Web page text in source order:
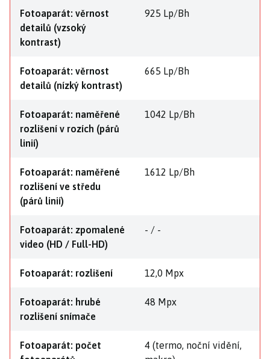
Fotoaparát: věrnost
detailů (vzsoký
kontrast)
925 Lp/Bh
Fotoaparát: věrnost
detailů (nízký kontrast)
665 Lp/Bh
Fotoaparát: naměřené
rozlišení v rozích (párů
linií)
1042 Lp/Bh
Fotoaparát: naměřené
rozlišení ve středu
(párů linií)
1612 Lp/Bh
Fotoaparát: zpomalené
video (HD / Full-HD)
- / -
Fotoaparát: rozlišení 12,0 Mpx
Fotoaparát: hrubé
rozlišení snímače
48 Mpx
Fotoaparát: počet
4 (termo, noční vidění,